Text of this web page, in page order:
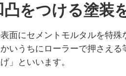
をつける塗装
面にセメントモルタルを特
いうちにローラーで押さえる
」といいます。